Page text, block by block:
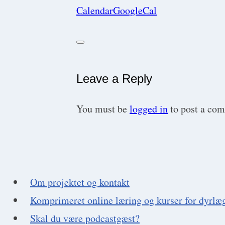
CalendarGoogleCal
Leave a Reply
You must belogged into post a
Om projektet og kontakt
Komprimeret online læring og kurser for
Skal du være podcastgæst?